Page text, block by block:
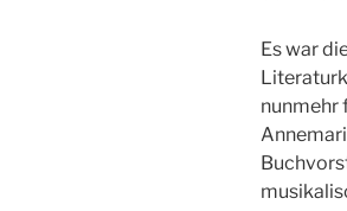
Es war
nunmehr